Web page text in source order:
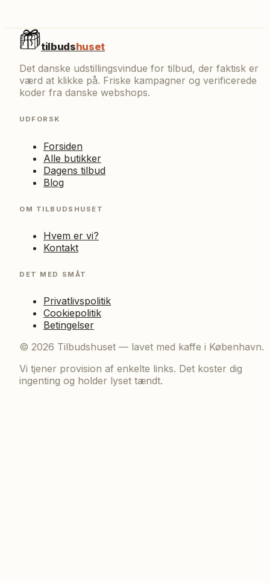
tilbudshuset
Det danske udstillingsvindue for tilbud, der faktisk er
værd at klikke på. Friske kampagner og verificerede
koder fra danske webshops.
UDFORSK
Forsiden
Alle butikker
Dagens tilbud
Blog
OM TILBUDSHUSET
Hvem er vi?
Kontakt
DET MED SMÅT
Privatlivspolitik
Cookiepolitik
Betingelser
© 2026 Tilbudshuset — lavet med kaffe i København.
Vi tjener provision af enkelte links. Det koster dig
ingenting og holder lyset tændt.